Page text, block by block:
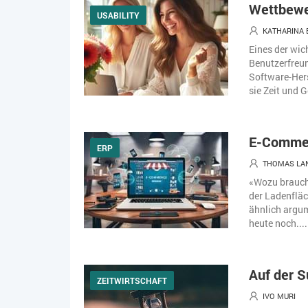
USABILITY
KATHARINA
Eines der
Software-
sie Zeit und
ERP E-
THOMAS
«Wozu
der
ähnlich
heute noch....
ZEITWIRTSCHAFT Auf der
IVO MURI